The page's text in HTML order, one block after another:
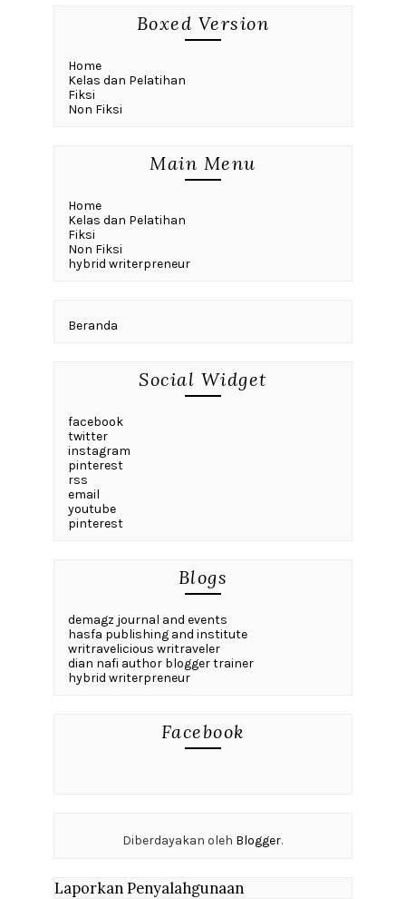
Boxed Version
Home
Kelas dan Pelatihan
Fiksi
Non Fiksi
Main Menu
Home
Kelas dan Pelatihan
Fiksi
Non Fiksi
hybrid writerpreneur
Beranda
Social Widget
facebook
twitter
instagram
pinterest
rss
email
youtube
pinterest
Blogs
demagz journal and events
hasfa publishing and institute
writravelicious writraveler
dian nafi author blogger trainer
hybrid writerpreneur
Facebook
Diberdayakan oleh Blogger.
Laporkan Penyalahgunaan